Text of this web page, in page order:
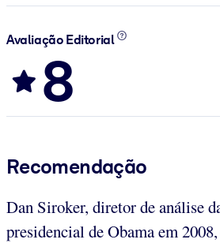
Avaliação Editorial
8
Recomendação
Dan Siroker, diretor de análise
presidencial de Obama em